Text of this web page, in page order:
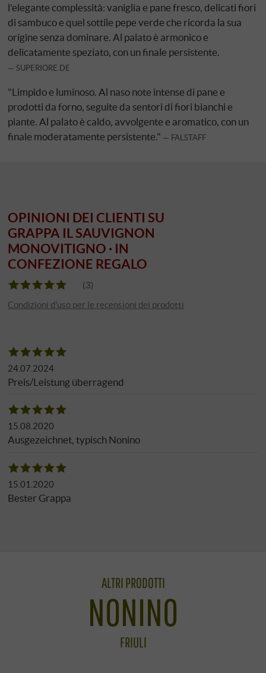
l'elegante complessità: vaniglia e pane fresco, delicati fiori
di sambuco e quel sottile pepe verde che ricorda la sua
origine senza dominare. Al palato è armonico e
delicatamente speziato, con un finale persistente.
SUPERIORE.DE
"Limpido e luminoso. Al naso note intense di pane e
prodotti da forno, seguite da sentori di fiori bianchi e
piante. Al palato è caldo, avvolgente e aromatico, con un
finale moderatamente persistente."
FALSTAFF
OPINIONI DEI CLIENTI SU
GRAPPA IL SAUVIGNON
MONOVITIGNO · IN
CONFEZIONE REGALO
(3)
Condizioni d'uso per le recensioni dei prodotti
24.07.2024
Preis/Leistung überragend
15.08.2020
Ausgezeichnet, typisch Nonino
15.01.2020
Bester Grappa
ALTRI PRODOTTI
NONINO
FRIULI